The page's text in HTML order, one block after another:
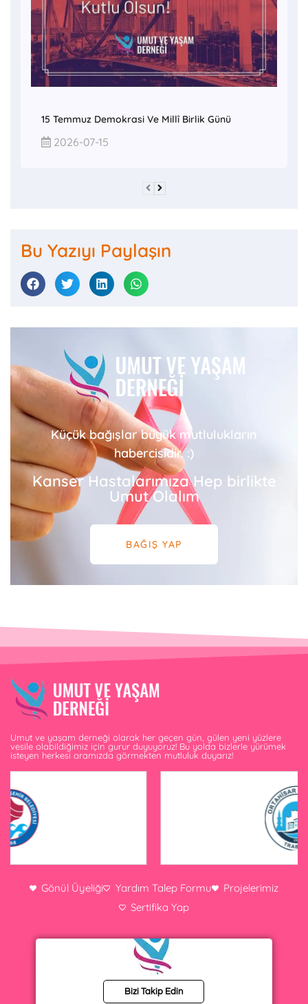
15 Temmuz Demokrasi Ve Millî Birlik Günü
2026-07-15
Bu Yazıyı Paylaşın
Küçük bağışlar büyük mutlulukların
habercisidir. :)
Kanser Hastalarımıza Hep birlikte
Umut Olalım
BAĞIŞ YAP
Umut ve yaşam derneği olarak her geçen gün, gülen yeni yüzlere
vesile olabildiğimiz için gurur duyuyoruz! Bu yolda bizlerle yürümek
isteyen herkesi aramızda görmekten mutluluk duyarız!
Gönül Üyeliği Yardım Talep Formu
Projelerimiz
Sertifika Yap
Bizi Takip Edin